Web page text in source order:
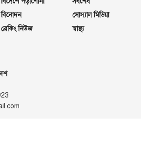
বিনোদন
ব্রেকিং নিউজ
সোস্যাল মিডিয়া
স্বাস্থ্য